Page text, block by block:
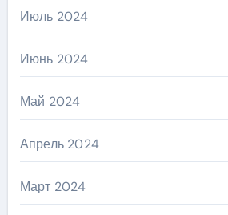
Июль 2024
Июнь 2024
Май 2024
Апрель 2024
Март 2024